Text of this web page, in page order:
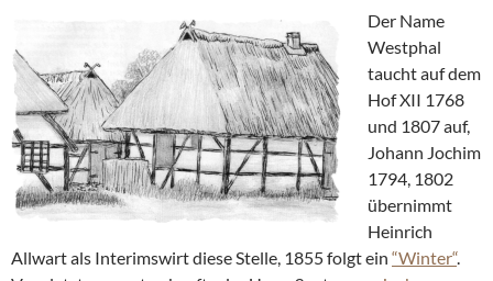
Der Name
Westphal
taucht auf dem
Hof XII 1768
und 1807 auf,
Johann Jochim
1794, 1802
übernimmt
Heinrich
Allwart als Interimswirt diese Stelle, 1855 folgt ein “Winter“.